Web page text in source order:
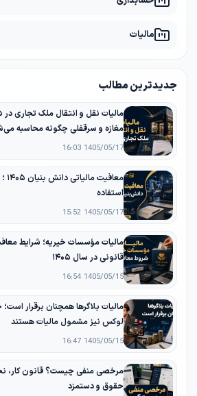
مالیات
جدیدترین مطالب
مغازه و سرقفلی چگونه محاسبه
1405/05/17 16:03
استفاده
1405/05/17 15:52
مالیات مؤسسات خیریه؛ شرایط
قانونی در سال ۱۴۰۵
1405/05/15 16:54
مالیات بلاگرها همچنان برقرار
لوکس نیز مشمول مالیات هستند
1405/05/15 16:47
مرخصی منفی چیست؟ قانون کار،
حقوق و دستمزد